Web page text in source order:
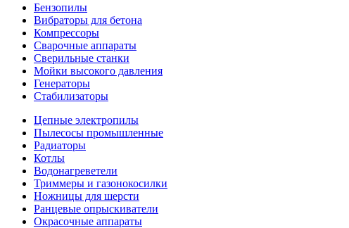
Бензопилы
Вибраторы для бетона
Компрессоры
Сварочные аппараты
Сверильные станки
Мойки высокого давления
Генераторы
Стабилизаторы
Цепные электропилы
Пылесосы промышленные
Радиаторы
Котлы
Водонагреветели
Триммеры и газонокосилки
Ножницы для шерсти
Ранцевые опрыскиватели
Окрасочные аппараты